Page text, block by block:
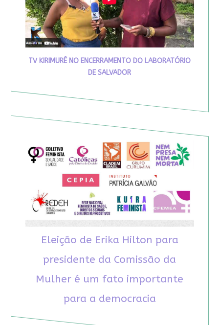
TV KIRIMURÊ NO ENCERRAMENTO DO LABORATÓRIO
DE SALVADOR
Eleição de Erika Hilton para
presidente da Comissão da
Mulher é um fato importante
para a democracia